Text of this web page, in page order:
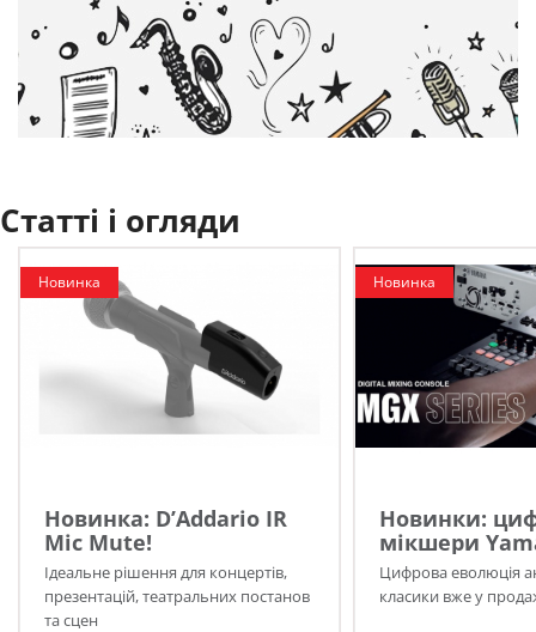
Статті і огляди
Новинка
Новинка: D’Addario IR
Mic Mute!
Ідеальне рішення для концертів,
презентацій, театральних постанов
та сцен
Новинка
Новинки:
мікшери
Цифрова еволюція
класики вже у